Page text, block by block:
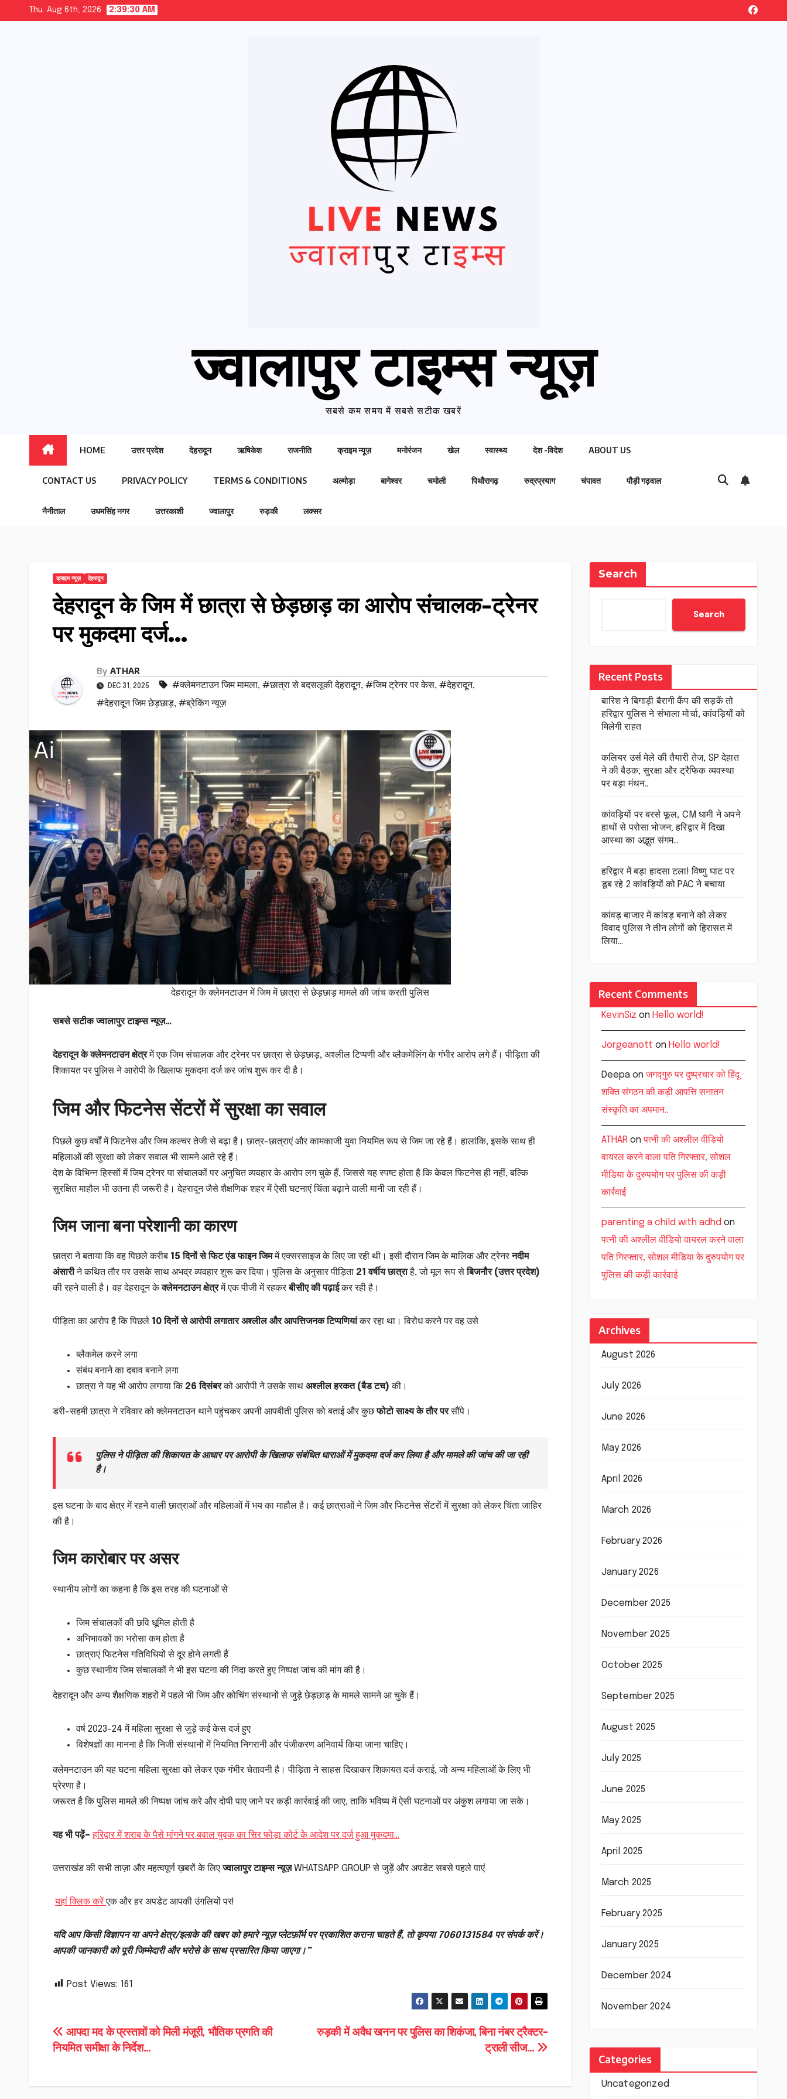
Thu. Aug 6th, 2026 2:39:31 AM
ज्वालापुर टाइम्स न्यूज़
सबसे कम समय में सबसे सटीक खबरें
HOME उत्तर प्रदेश देहरादून ऋषिकेश राजनीति क्राइम न्यूज़ मनोरंजन खेल स्वास्थ्य देश -विदेश ABOUT US
CONTACT US PRIVACY POLICY TERMS & CONDITIONS अल्मोड़ा बागेश्वर चमोली पिथौरागढ़ रुद्रप्रयाग चंपावत पौड़ी गढ़वाल
नैनीताल उधमसिंह नगर उत्तरकाशी ज्वालापुर रुड़की लक्सर
क्राइम न्यूज़ देहरादून
देहरादून के जिम में छात्रा से छेड़छाड़ का आरोप संचालक-ट्रेनर
पर मुकदमा दर्ज…
By ATHAR
DEC 31, 2025 #क्लेमनटाउन जिम मामला, #छात्रा से बदसलूकी देहरादून, #जिम ट्रेनर पर केस, #देहरादून,
#देहरादून जिम छेड़छाड़, #ब्रेकिंग न्यूज़
देहरादून के क्लेमनटाउन में जिम में छात्रा से छेड़छाड़ मामले की जांच करती पुलिस
सबसे सटीक ज्वालापुर टाइम्स न्यूज़…
देहरादून के क्लेमनटाउन क्षेत्रमें एक जिम संचालक और ट्रेनर पर छात्रा से छेड़छाड़, अश्लील टिप्पणी और ब्लैकमेलिंग के गंभीर आरोप लगे हैं। पीड़िता की
शिकायत पर पुलिस ने आरोपी के खिलाफ मुकदमा दर्ज कर जांच शुरू कर दी है।
जिम और फिटनेस सेंटरों में सुरक्षा का सवाल
पिछले कुछ वर्षों में फिटनेस और जिम कल्चर तेजी से बढ़ा है। छात्र-छात्राएं और कामकाजी युवा नियमित रूप से जिम जा रहे हैं। हालांकि, इसके साथ ही
महिलाओं की सुरक्षा को लेकर सवाल भी सामने आते रहे हैं।
देश के विभिन्न हिस्सों में जिम ट्रेनर या संचालकों पर अनुचित व्यवहार के आरोप लग चुके हैं, जिससे यह स्पष्ट होता है कि केवल फिटनेस ही नहीं, बल्कि
सुरक्षित माहौल भी उतना ही जरूरी है। देहरादून जैसे शैक्षणिक शहर में ऐसी घटनाएं चिंता बढ़ाने वाली मानी जा रही हैं।
जिम जाना बना परेशानी का कारण
छात्रा ने बताया कि वह पिछले करीब 15 दिनों से फिट एंड फाइन जिममें एक्सरसाइज के लिए जा रही थी। इसी दौरान जिम के मालिक और ट्रेनरनदीम
अंसारीने कथित तौर पर उसके साथ अभद्र व्यवहार शुरू कर दिया। पुलिस के अनुसार पीड़िता 21 वर्षीय छात्राहै, जो मूल रूप सेबिजनौर (उत्तर प्रदेश)
की रहने वाली है। वह देहरादून केक्लेमनटाउन क्षेत्रमें एक पीजी में रहकरबीसीए की पढ़ाईकर रही है।
पीड़िता का आरोप है कि पिछले 10 दिनों से आरोपी लगातार अश्लील और आपत्तिजनक टिप्पणियांकर रहा था। विरोध करने पर वह उसे
ब्लैकमेल करने लगा
संबंध बनाने का दबाव बनाने लगा
छात्रा ने यह भी आरोप लगाया कि 26 दिसंबरको आरोपी ने उसके साथ अश्लील हरकत (बैड टच) की।
डरी-सहमी छात्रा ने रविवार को क्लेमनटाउन थाने पहुंचकर अपनी आपबीती पुलिस को बताई और कुछफोटो साक्ष्य के तौर परसौंपे।
पुलिस ने पीड़िता की शिकायत के आधार पर आरोपी के खिलाफसंबंधित धाराओं में मुकदमा दर्जकर लिया है और मामले की जांच की जा रही
है।
इस घटना के बाद क्षेत्र में रहने वाली छात्राओं और महिलाओं में भय का माहौल है। कई छात्राओं ने जिम और फिटनेस सेंटरों में सुरक्षा को लेकर चिंता जाहिर
की है।
जिम कारोबार पर असर
स्थानीय लोगों का कहना है कि इस तरह की घटनाओं से
जिम संचालकों की छवि धूमिल होती है
अभिभावकों का भरोसा कम होता है
छात्राएं फिटनेस गतिविधियों से दूर होने लगती हैं
कुछ स्थानीय जिम संचालकों ने भी इस घटना की निंदा करते हुए निष्पक्ष जांच की मांग की है।
देहरादून और अन्य शैक्षणिक शहरों में पहले भी जिम और कोचिंग संस्थानों से जुड़े छेड़छाड़ के मामले सामने आ चुके हैं।
वर्ष 2023-24 में महिला सुरक्षा से जुड़े कई केस दर्ज हुए
विशेषज्ञों का मानना है कि निजी संस्थानों में नियमित निगरानी और पंजीकरण अनिवार्य किया जाना चाहिए।
क्लेमनटाउन की यह घटना महिला सुरक्षा को लेकर एक गंभीर चेतावनी है। पीड़िता ने साहस दिखाकर शिकायत दर्ज कराई, जो अन्य महिलाओं के लिए भी
प्रेरणा है।
जरूरत है कि पुलिस मामले की निष्पक्ष जांच करे और दोषी पाए जाने पर कड़ी कार्रवाई की जाए, ताकि भविष्य में ऐसी घटनाओं पर अंकुश लगाया जा सके।
यह भी पढ़ें– हरिद्वार में शराब के पैसे मांगने पर बवाल युवक का सिर फोड़ा कोर्ट के आदेश पर दर्ज हुआ मुकदमा…
उत्तराखंड की सभी ताज़ा और महत्वपूर्ण ख़बरों के लिएज्वालापुर टाइम्स न्यूज़WHATSAPP GROUP से जुड़ें और अपडेट सबसे पहले पाएं
यहां क्लिक करेंएक और हर अपडेट आपकी उंगलियों पर!
यदि आप किसी विज्ञापन या अपने क्षेत्र/इलाके की खबर को हमारे न्यूज़ प्लेटफ़ॉर्म पर प्रकाशित कराना चाहते हैं, तो कृपया 7060131584 पर संपर्क करें।
आपकी जानकारी को पूरी जिम्मेदारी और भरोसे के साथ प्रसारित किया जाएगा।”
Post Views: 161
Post
navigation
रुड़की में अवैध खनन पर पुलिस का शिकंजा, बिना नंबर ट्रैक्टर-
ट्राली सीज…
आपदा मद के प्रस्तावों को मिली मंजूरी, भौतिक प्रगति की
नियमित समीक्षा के निर्देश…
Search
Search
Recent Posts
बारिश ने बिगाड़ी बैरागी कैंप की सड़कें तो
हरिद्वार पुलिस ने संभाला मोर्चा, कांवड़ियों को
मिलेगी राहत
कलियर उर्स मेले की तैयारी तेज, SP देहात
ने की बैठक; सुरक्षा और ट्रैफिक व्यवस्था
पर बड़ा मंथन..
कांवड़ियों पर बरसे फूल, CM धामी ने अपने
हाथों से परोसा भोजन; हरिद्वार में दिखा
आस्था का अद्भुत संगम…
हरिद्वार में बड़ा हादसा टला! विष्णु घाट पर
डूब रहे 2 कांवड़ियों को PAC ने बचाया
कांवड़ बाजार में कांवड़ बनाने को लेकर
विवाद पुलिस ने तीन लोगों को हिरासत में
लिया…
Recent Comments
KevinSiz on Hello world!
Jorgeanott on Hello world!
Deepaonजगद्गुरु पर दुष्प्रचार को हिंदू
शक्ति संगठन की कड़ी आपत्ति सनातन
संस्कृति का अपमान..
ATHAR onपत्नी की अश्लील वीडियो
वायरल करने वाला पति गिरफ्तार, सोशल
मीडिया के दुरुपयोग पर पुलिस की कड़ी
कार्रवाई
parenting a child with adhd on
पत्नी की अश्लील वीडियो वायरल करने वाला
पति गिरफ्तार, सोशल मीडिया के दुरुपयोग पर
पुलिस की कड़ी कार्रवाई
Archives
August 2026
July 2026
June 2026
May 2026
April 2026
March 2026
February 2026
January 2026
December 2025
November 2025
October 2025
September 2025
August 2025
July 2025
June 2025
May 2025
April 2025
March 2025
February 2025
January 2025
December 2024
November 2024
Categories
Uncategorized